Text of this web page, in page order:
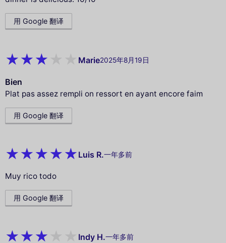
用 Google 翻译
Marie2025年8月19日
Bien
Plat pas assez rempli on ressort en ayant encore faim
用 Google 翻译
Luis R.一年多前
Muy rico todo
用 Google 翻译
Indy H.一年多前